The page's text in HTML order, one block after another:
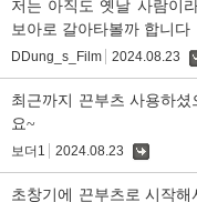
저는 아직도 옛날 사람이
보아로 갈아타볼까 합니다
DDung_s_Film 2024.08.23
최근까지 끈부츠 사용하
요~
보더1 2024.08.23
초창기에 끈부츠로 시작